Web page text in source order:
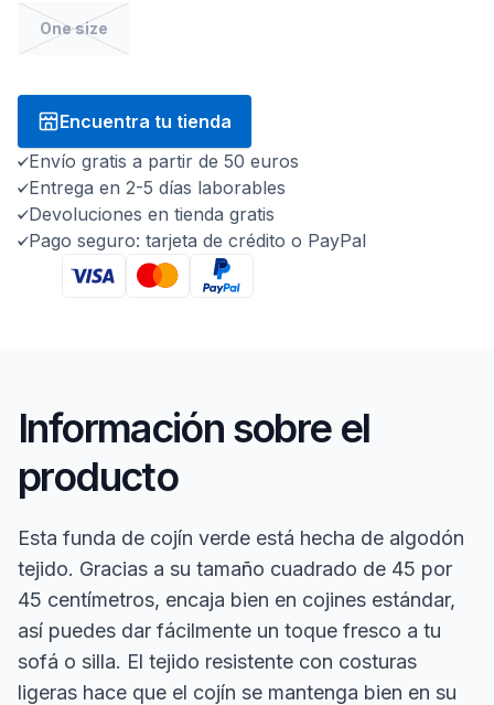
One size
Encuentra tu tienda
Envío gratis a partir de 50 euros
Entrega en 2-5 días laborables
Devoluciones en tienda gratis
Pago seguro: tarjeta de crédito o PayPal
Información sobre el
producto
Esta funda de cojín verde está hecha de algodón
tejido. Gracias a su tamaño cuadrado de 45 por
45 centímetros, encaja bien en cojines estándar,
así puedes dar fácilmente un toque fresco a tu
sofá o silla. El tejido resistente con costuras
ligeras hace que el cojín se mantenga bien en su